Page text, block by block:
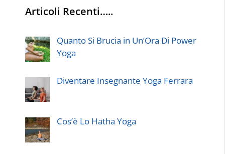
Articoli Recenti…..
Quanto Si Brucia in Un’Ora Di Power
Yoga
Diventare Insegnante Yoga Ferrara
Cos’è Lo Hatha Yoga